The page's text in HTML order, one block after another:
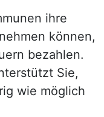
ihre
können,
bezahlen.
Sie,
wie möglich